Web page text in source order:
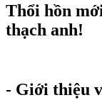
Thổi hồn
thạch anh!
- Giới thiệu